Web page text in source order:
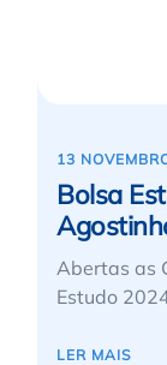
13
Bolsa
Abertas as
Estudo
LER MAIS